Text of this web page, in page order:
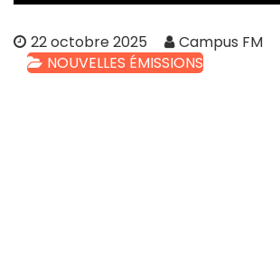
22 octobre 2025
Campus FM
NOUVELLES ÉMISSIONS